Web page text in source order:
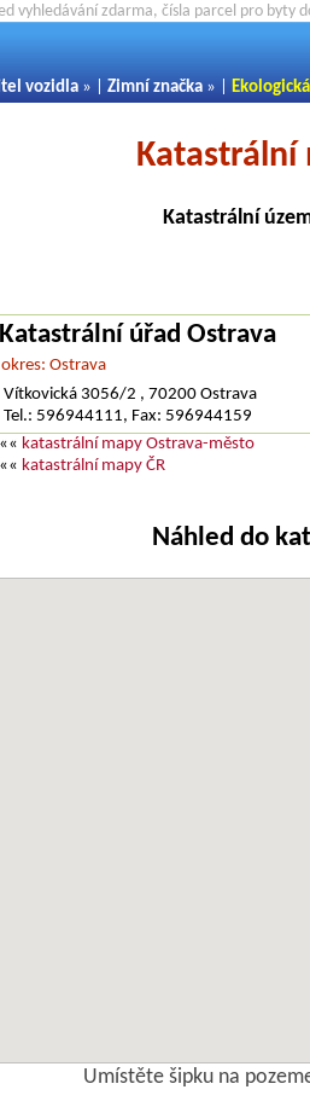
vyhledávání zdarma, čísla parcel pro
vozidla » | Zimní značka » |
Katastrální
Katastrální
Katastrální úřad Ostrava
okres: Ostrava
Vítkovická 3056/2 , 70200 Ostrava
Tel.: 596944111, Fax: 596944159
«« katastrální mapy Ostrava-město
«« katastrální mapy ČR
Náhled do
Umístěte šipku na